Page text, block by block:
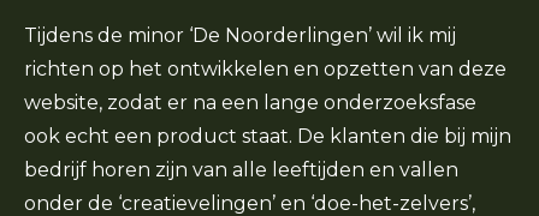
Tijdens de minor ‘De Noorderlingen’ wil ik mij
richten op het ontwikkelen en opzetten van deze
website, zodat er na een lange onderzoeksfase
ook echt een product staat. De klanten die bij mijn
bedrijf horen zijn van alle leeftijden en vallen
onder de ‘creatievelingen’ en ‘doe-het-zelvers’,